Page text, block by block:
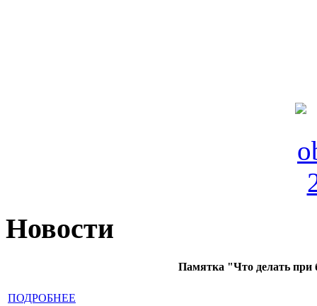
Новости
Памятка "Что делать при
ПОДРОБНЕЕ